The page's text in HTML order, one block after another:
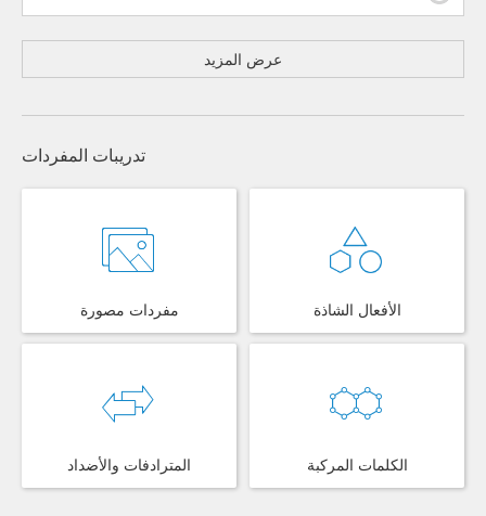
عرض المزيد
تدريبات المفردات
مفردات مصورة الأفعال الشاذة
المترادفات والأضداد الكلمات المركبة